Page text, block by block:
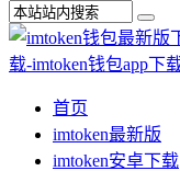
首页
imtoken最新版
imtoken安卓下载